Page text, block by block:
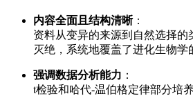
内容全面且结构清晰：
资料从变异的来源到自然选择的
灭绝，系统地覆盖了进化生物学
强调数据分析能力 ：
t检验和哈代-温伯格定律部分培